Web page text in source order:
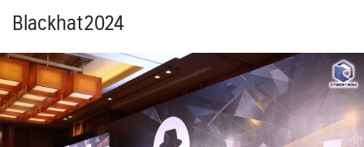
Blackhat2024